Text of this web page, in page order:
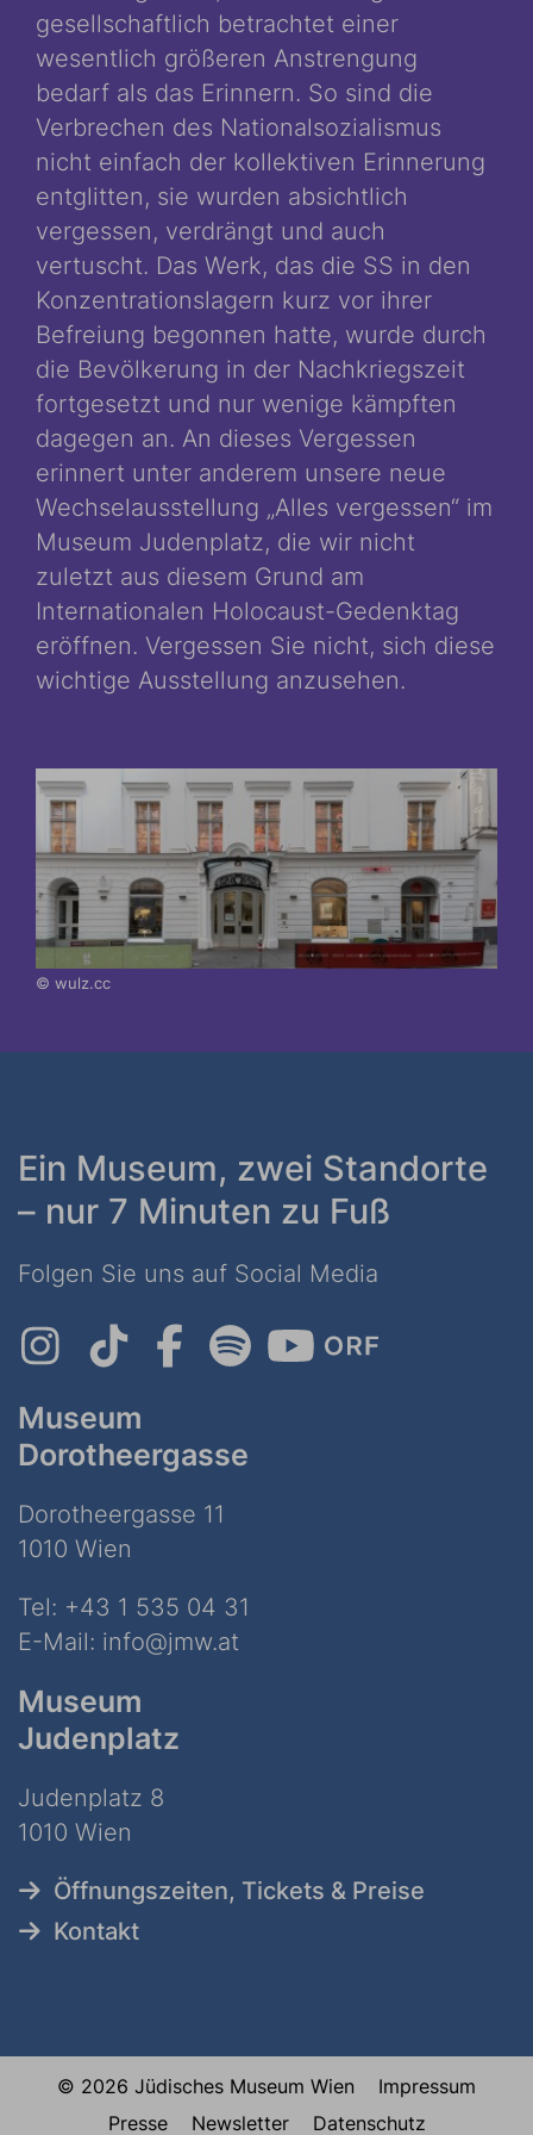
gesellschaftlich betrachtet einer
wesentlich größeren Anstrengung
bedarf als das Erinnern. So sind die
Verbrechen des Nationalsozialismus
nicht einfach der kollektiven Erinnerung
entglitten, sie wurden absichtlich
vergessen, verdrängt und auch
vertuscht. Das Werk, das die SS in den
Konzentrationslagern kurz vor ihrer
Befreiung begonnen hatte, wurde durch
die Bevölkerung in der Nachkriegszeit
fortgesetzt und nur wenige kämpften
dagegen an. An dieses Vergessen
erinnert unter anderem unsere neue
Wechselausstellung „Alles vergessen“ im
Museum Judenplatz, die wir nicht
zuletzt aus diesem Grund am
Internationalen Holocaust-Gedenktag
eröffnen. Vergessen Sie nicht, sich diese
wichtige Ausstellung anzusehen.
© wulz.cc
Ein Museum, zwei Standorte
– nur 7 Minuten zu Fuß
Folgen Sie uns auf Social Media
Museum
Dorotheergasse
Dorotheergasse 11
1010 Wien
Tel: +43 1 535 04 31
E-Mail: info@jmw.at
Museum
Judenplatz
Judenplatz 8
1010 Wien
Öffnungszeiten, Tickets & Preise
Kontakt
© 2026 Jüdisches Museum Wien
Impressum
Presse
Newsletter Datenschutz